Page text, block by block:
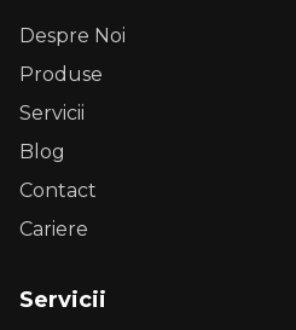
Despre Noi
Produse
Servicii
Blog
Contact
Cariere
Servicii